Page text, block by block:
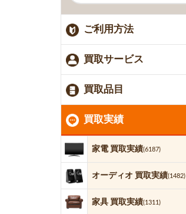
ご利用方法
買取サービス
買取品目
買取実績
家電 買取実績(6187)
オーディオ 買取実績(1482)
家具 買取実績(1311)